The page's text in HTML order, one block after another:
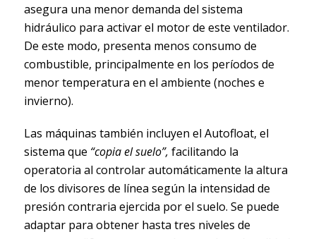
asegura una menor demanda del sistema
hidráulico para activar el motor de este ventilador.
De este modo, presenta menos consumo de
combustible, principalmente en los períodos de
menor temperatura en el ambiente (noches e
invierno).
Las máquinas también incluyen el Autofloat, el
sistema que “copia el suelo”, facilitando la
operatoria al controlar automáticamente la altura
de los divisores de línea según la intensidad de
presión contraria ejercida por el suelo. Se puede
adaptar para obtener hasta tres niveles de